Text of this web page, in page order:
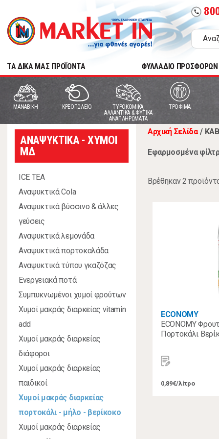
call
TA ΔΙΚΑ ΜΑΣ ΠΡΟΪΟΝΤΑ ΦΥΛΛΑΔΙΟ ΠΡΟΣΦΟΡΩΝ
MANABIKH ΚΡΕΟΠΩΛΕΙΟ
ΤΥΡΟΚΟΜΙΚΑ,
ΑΛΛΑΝΤΙΚΑ & ΦΥΤΙΚΑ
ΑΝΑΠΛΗΡΩΜΑΤΑ
ΤΡΟΦΙΜΑ
ΑΝΑΨΥΚΤΙΚΑ - ΧΥΜΟΙ
ΜΔ
ICE TEA
Αναψυκτικά Cola
Αναψυκτικά βύσσινο & άλλες
γεύσεις
Αναψυκτικά λεμονάδα
Αναψυκτικά πορτοκαλάδα
Αναψυκτικά τύπου γκαζόζας
Ενεργειακά ποτά
Συμπυκνωμένοι χυμοί φρούτων
Χυμοί μακράς διαρκείας vitamin
add
Χυμοί μακράς διαρκείας
διάφοροι
Χυμοί μακράς διαρκείας
παιδικοί
Χυμοί μακράς διαρκείας
πορτοκάλι - μήλο - βερίκοκο
Χυμοί μακράς διαρκείας
Αρχική Σελίδα /
Εφαρμοσμένα
Βρέθηκαν 2
ECONOMY
ECONOMY
Πορτοκάλι
0,89€/λίτρο